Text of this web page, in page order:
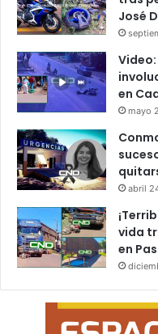
José
en
mayo
abril
vida
en